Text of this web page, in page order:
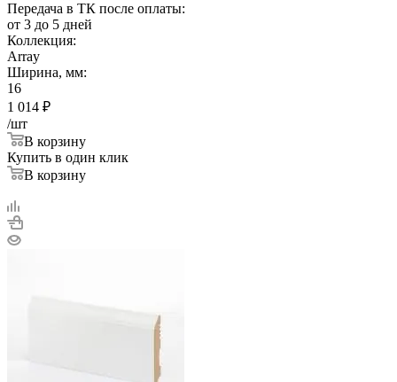
Передача в ТК после оплаты:
от 3 до 5 дней
Коллекция:
Array
Ширина, мм:
16
1 014 ₽
/шт
В корзину
Купить в один клик
В корзину